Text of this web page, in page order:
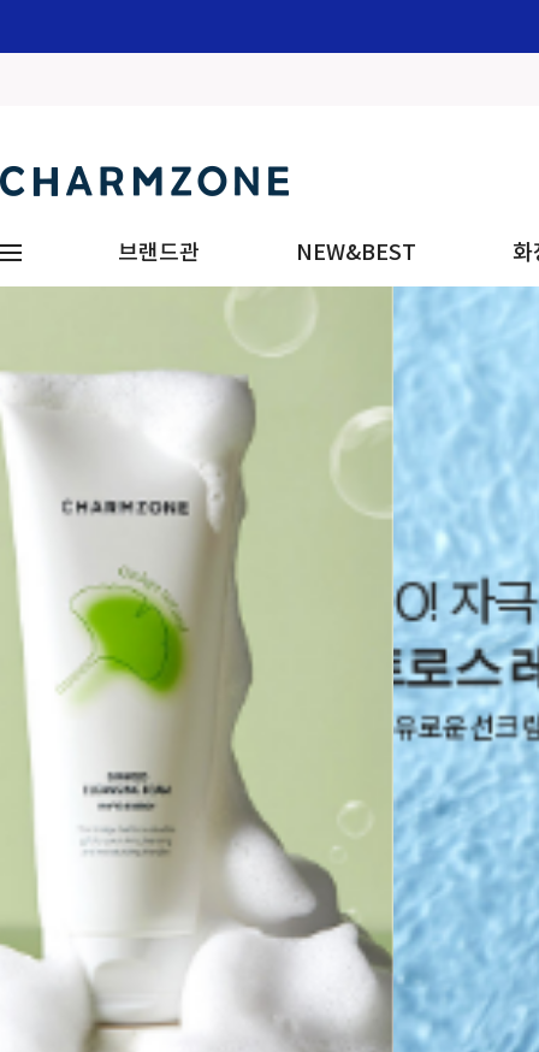
브랜드관 NEW&BEST 화
자극 NO!
스 레포츠 선
로운 선크림